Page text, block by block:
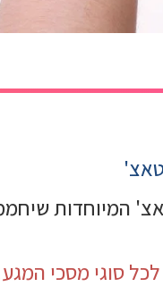
המיוחדות
סוגי מסכי